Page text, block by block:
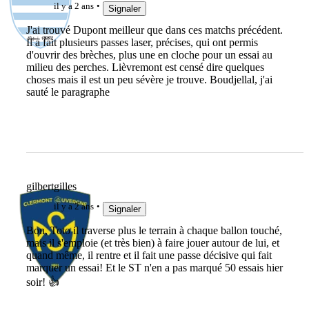
il y a 2 ans Signaler
J'ai trouvé Dupont meilleur que dans ces matchs précédent.
Il a fait plusieurs passes laser, précises, qui ont permis
d'ouvrir des brèches, plus une en cloche pour un essai au
milieu des perches. Lièvremont est censé dire quelques
choses mais il est un peu sévère je trouve. Boudjellal, j'ai
sauté le paragraphe
gilbertgilles
il y a 2 ans Signaler
Bon, Toto il traverse plus le terrain à chaque ballon touché,
mais il s'emploie (et très bien) à faire jouer autour de lui, et
quand même, il rentre et il fait une passe décisive qui fait
marquer un essai! Et le ST n'en a pas marqué 50 essais hier
soir! 👍